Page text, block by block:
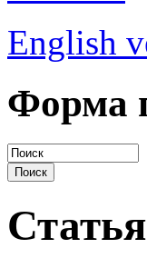
English
Форма
Статья